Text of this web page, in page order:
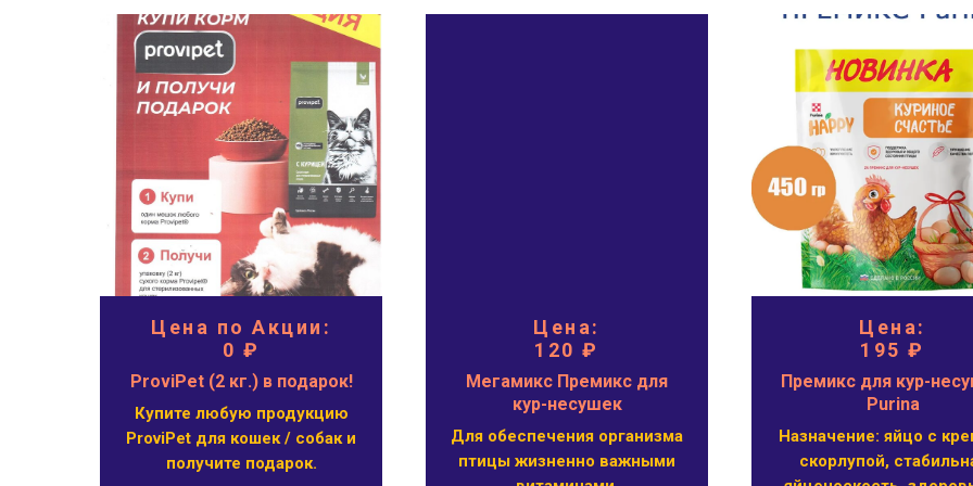
Цена по Акции:
0 ₽
ProviPet (2 кг.) в подарок!
Купите любую продукцию
ProviPet для кошек / собак и
получите подарок.
Цена:
120 ₽
Мегамикс Премикс для
кур-несушек
Для обеспечения организма
птицы жизненно важными
Цена:
195 ₽
Премикс для кур-
Purina
Назначение: яйцо с
скорлупой,